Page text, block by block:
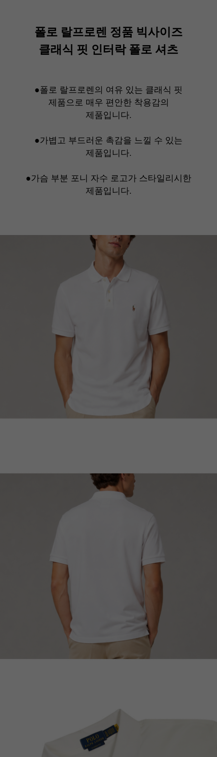
폴로 랄프로렌 정품 빅사이즈
클래식 핏 인터락 폴로 셔츠
●폴로 랄프로렌의 여유 있는 클래식 핏
제품으로 매우 편안한 착용감의
제품입니다.
●가볍고 부드러운 촉감을 느낄 수 있는
제품입니다.
●가슴 부분 포니 자수 로고가 스타일리시한
제품입니다.